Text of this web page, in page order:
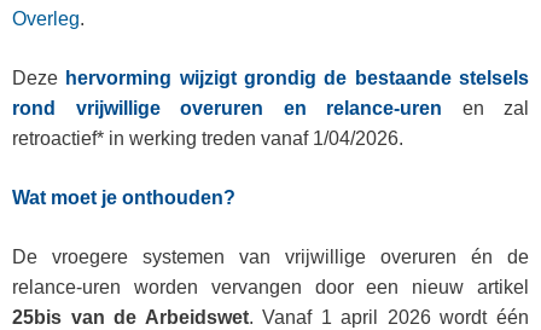
Overleg.
Deze hervorming wijzigt grondig de bestaande stelsels
rond vrijwillige overuren en relance‑uren
en zal
retroactief* in werking treden vanaf 1/04/2026.
Wat moet je onthouden?
De vroegere systemen van vrijwillige overuren én de
relance‑uren worden vervangen door een nieuw artikel
25bis van de Arbeidswet. Vanaf 1 april 2026 wordt één